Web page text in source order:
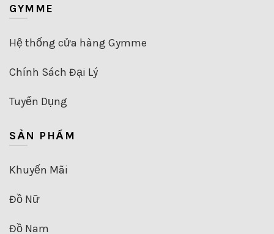
GYMME
Hệ thống cửa hàng Gymme
Chính Sách Đại Lý
Tuyển Dụng
SẢN PHẨM
Khuyến Mãi
Đồ Nữ
Đồ Nam